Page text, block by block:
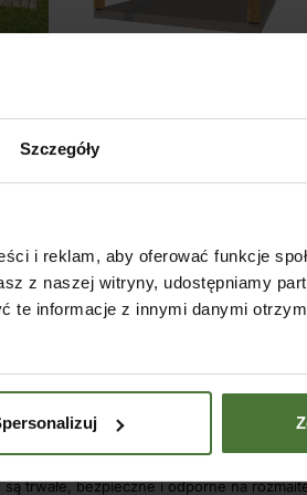
Szczegóły
i reklam, aby oferować funkcje
z naszej witryny, udostępniamy
te informacje z innymi danymi
Od 7250,00zł
WYBIERZ OPCJE
inne produkty
na potrzeby klientów
trwałe, bezpieczne i odporne na